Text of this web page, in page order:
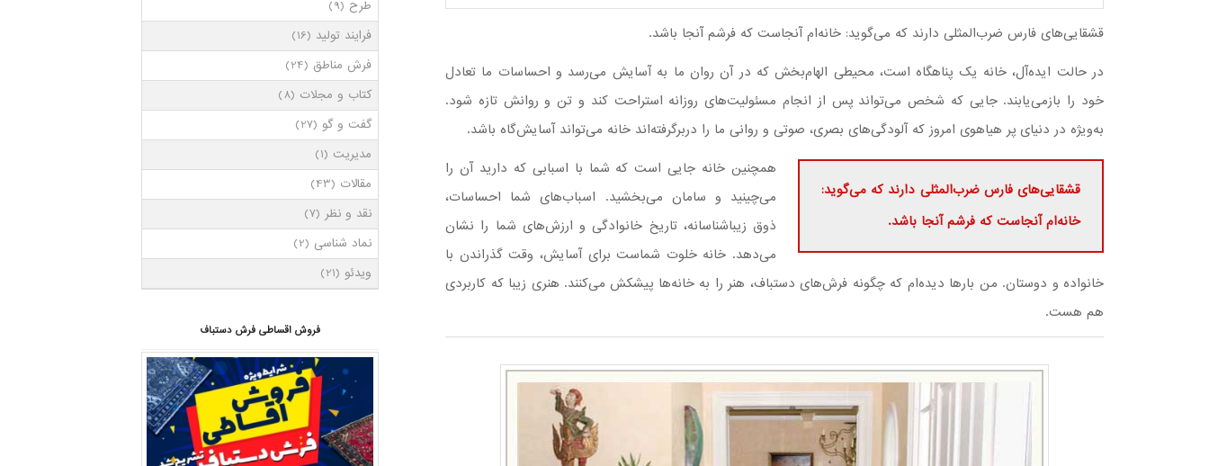
قشقایی‌های فارس ضرب‌المثلی دارند که می‌گوید: خانه‌ام آنجاست که فرشم آنجا باشد.
در حالت ایده‌آل، خانه یک پناهگاه است، محیطی الهام‌بخش که در آن روان ما به آسایش می‌رسد و احساسات ما تعادل
خود را بازمی‌یابند. جایی که شخص می‌تواند پس از انجام مسئولیت‌های روزانه استراحت کند و تن و روانش تازه شود.
به‌ویژه در دنیای پر هیاهوی امروز که آلودگی‌های بصری، صوتی و روانی ما را دربرگرفته‌اند خانه می‌تواند آسایش‌گاه باشد.
قشقایی‌های فارس ضرب‌المثلی دارند که می‌گوید:
خانه‌ام آنجاست که فرشم آنجا باشد.
همچنین خانه جایی است که شما با اسبابی که دارید آن را
می‌چینید و سامان می‌بخشید. اسباب‌های شما احساسات،
ذوق زیباشناسانه، تاریخ خانوادگی و ارزش‌های شما را نشان
می‌دهد. خانه خلوت شماست برای آسایش، وقت گذراندن با
خانواده و دوستان. من بارها دیده‌ام که چگونه فرش‌های دستباف، هنر را به خانه‌ها پیشکش می‌کنند. هنری زیبا که کاربردی
هم هست.
طرح (9)
فرایند تولید (16)
فرش مناطق (24)
کتاب و مجلات (8)
گفت و گو (27)
مدیریت (1)
مقالات (43)
نقد و نظر (7)
نماد شناسی (2)
ویدئو (21)
فروش اقساطی فرش دستباف